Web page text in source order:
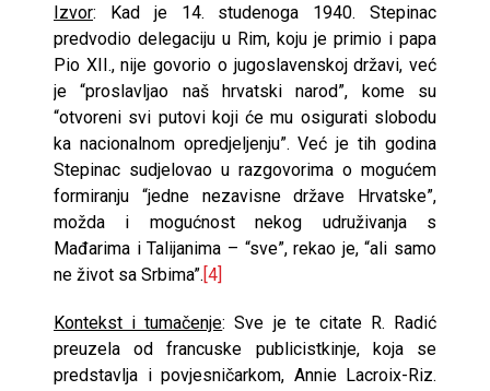
Izvor: Kad je 14. studenoga 1940. Stepinac
predvodio delegaciju u Rim, koju je primio i papa
Pio XII., nije govorio o jugoslavenskoj državi, već
je “proslavljao naš hrvatski narod”, kome su
“otvoreni svi putovi koji će mu osigurati slobodu
ka nacionalnom opredjeljenju”. Već je tih godina
Stepinac sudjelovao u razgovorima o mogućem
formiranju “jedne nezavisne države Hrvatske”,
možda i mogućnost nekog udruživanja s
Mađarima i Talijanima – “sve”, rekao je, “ali samo
ne život sa Srbima”. [4]
Kontekst i tumačenje: Sve je te citate R. Radić
preuzela od francuske publicistkinje, koja se
predstavlja i povjesničarkom, Annie Lacroix-Riz.